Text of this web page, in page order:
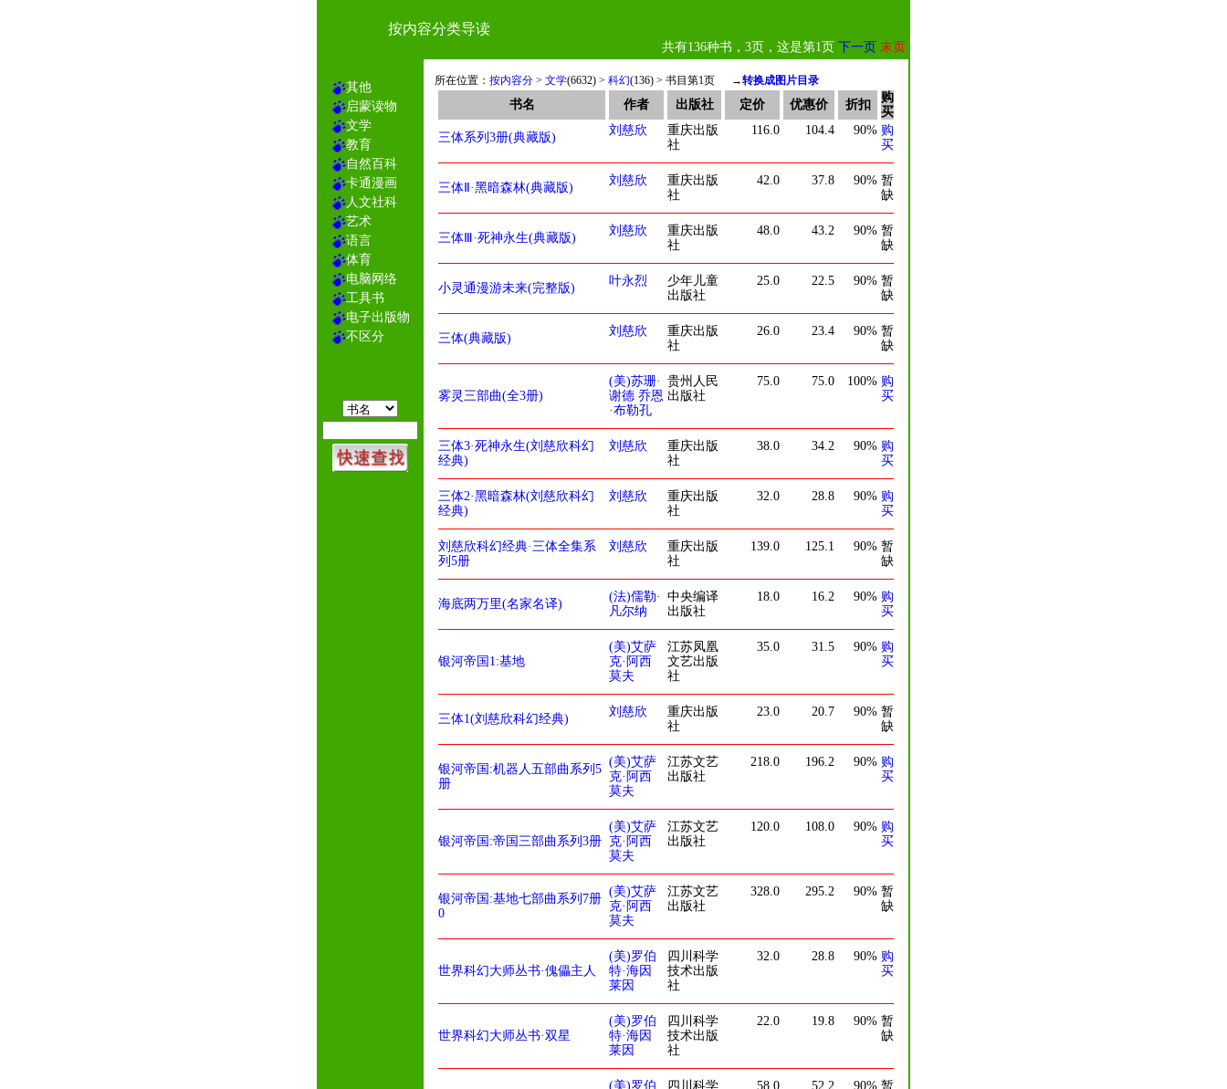
按内容分类导读
共有136种书，3页，这是第1页 下一页 末页
其他
启蒙读物
文学
教育
自然百科
卡通漫画
人文社科
艺术
语言
体育
电脑网络
工具书
电子出版物
不区分
所在位置： 按内容分 > 文学(6632) > 科幻(136) > 书目第1页 →转换成图片目录
书名 作者 出版社 定价 优惠价 折扣
购
买
三体系列3册(典藏版)
刘慈欣
重庆出版
社
116.0 104.4 90% 购
买
三体Ⅱ·黑暗森林(典藏版)
刘慈欣
重庆出版
社
42.0 37.8 90% 暂
缺
三体Ⅲ·死神永生(典藏版)
刘慈欣
重庆出版
社
48.0 43.2 90% 暂
缺
小灵通漫游未来(完整版)
叶永烈
少年儿童
出版社
25.0 22.5 90% 暂
缺
三体(典藏版)
刘慈欣
重庆出版
社
26.0 23.4 90% 暂
缺
雾灵三部曲(全3册)
(美)苏珊·
谢德 乔恩
·布勒孔
贵州人民
出版社
75.0 75.0 100% 购
买
三体3·死神永生(刘慈欣科幻
经典)
刘慈欣
重庆出版
社
38.0 34.2 90% 购
买
三体2·黑暗森林(刘慈欣科幻
经典)
刘慈欣
重庆出版
社
32.0 28.8 90% 购
买
刘慈欣科幻经典·三体全集系
列5册
刘慈欣
重庆出版
社
139.0 125.1 90% 暂
缺
海底两万里(名家名译)
(法)儒勒·
凡尔纳
中央编译
出版社
18.0 16.2 90% 购
买
银河帝国1:基地
(美)艾萨
克·阿西
莫夫
江苏凤凰
文艺出版
社
35.0 31.5 90% 购
买
三体1(刘慈欣科幻经典)
刘慈欣
重庆出版
社
23.0 20.7 90% 暂
缺
银河帝国:机器人五部曲系列5
册
(美)艾萨
克·阿西
莫夫
江苏文艺
出版社
218.0 196.2 90% 购
买
银河帝国:帝国三部曲系列3册
(美)艾萨
克·阿西
莫夫
江苏文艺
出版社
120.0 108.0 90% 购
买
银河帝国:基地七部曲系列7册
0
(美)艾萨
克·阿西
莫夫
江苏文艺
出版社
328.0 295.2 90% 暂
缺
世界科幻大师丛书·傀儡主人
(美)罗伯
特·海因
莱因
四川科学
技术出版
社
32.0 28.8 90% 购
买
世界科幻大师丛书·双星
(美)罗伯
特·海因
莱因
四川科学
技术出版
社
22.0 19.8 90% 暂
缺
(美)罗伯
四川科学
58.0 52.2 90% 暂